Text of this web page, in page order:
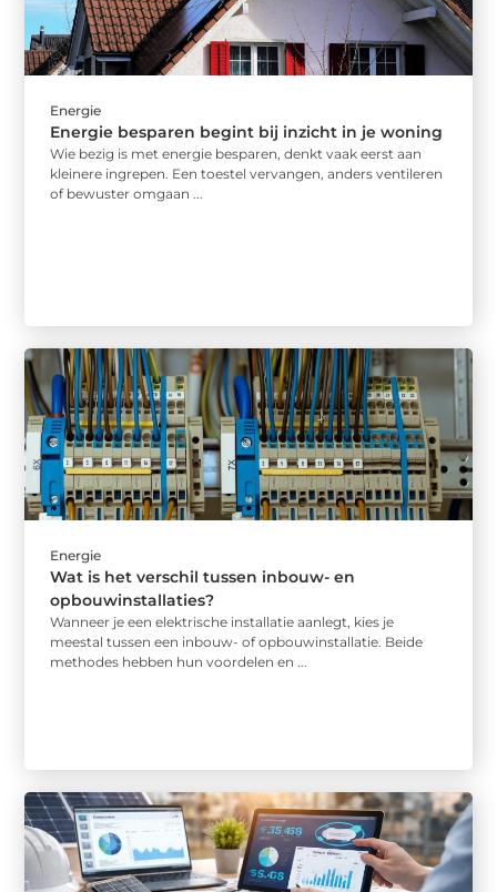
Energie
Energie besparen begint bij inzicht in je woning
Wie bezig is met energie besparen, denkt vaak eerst aan
kleinere ingrepen. Een toestel vervangen, anders ventileren
of bewuster omgaan ...
Energie
Wat is het verschil tussen inbouw- en
opbouwinstallaties?
Wanneer je een elektrische installatie aanlegt, kies je
meestal tussen een inbouw- of opbouwinstallatie. Beide
methodes hebben hun voordelen en ...